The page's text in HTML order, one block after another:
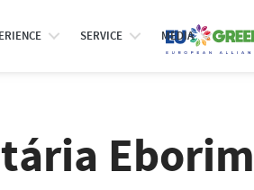
SERVICE MEDIA
Eborim